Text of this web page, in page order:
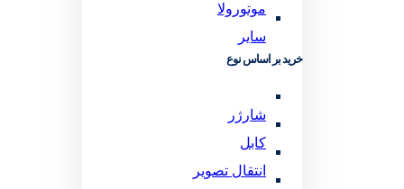
موتورولا
سایر
خرید بر اساس نوع
شارژر
کابل
انتقال تصویر